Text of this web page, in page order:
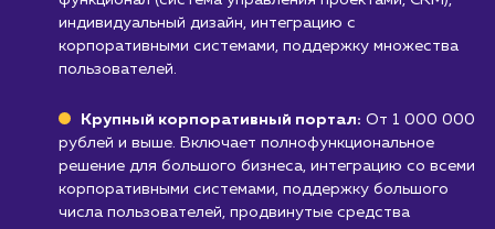
Стоимость разработки
корпоративного
от 200 000 руб.